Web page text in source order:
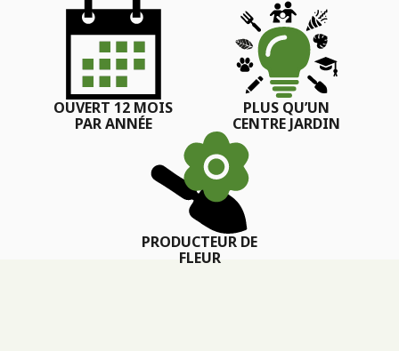
OUVERT 12 MOIS
PAR ANNÉE
PLUS QU’UN
CENTRE JARDIN
PRODUCTEUR DE
FLEUR